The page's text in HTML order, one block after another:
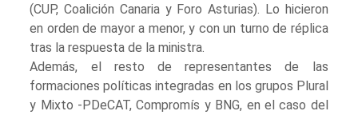
(CUP, Coalición Canaria y Foro Asturias). Lo hicieron
en orden de mayor a menor, y con un turno de réplica
tras la respuesta de la ministra.
Además, el resto de representantes de las
formaciones políticas integradas en los grupos Plural
y Mixto -PDeCAT, Compromís y BNG, en el caso del